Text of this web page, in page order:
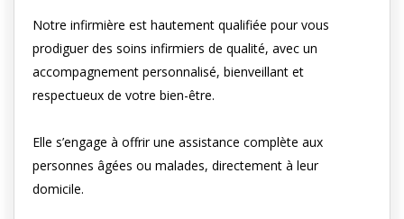
Notre infirmière est hautement qualifiée pour vous
prodiguer des soins infirmiers de qualité, avec un
accompagnement personnalisé, bienveillant et
respectueux de votre bien-être.
Elle s’engage à offrir une assistance complète aux
personnes âgées ou malades, directement à leur
domicile.